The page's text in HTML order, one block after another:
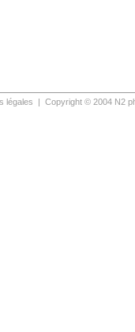
légales | Copyright © 2004 N2